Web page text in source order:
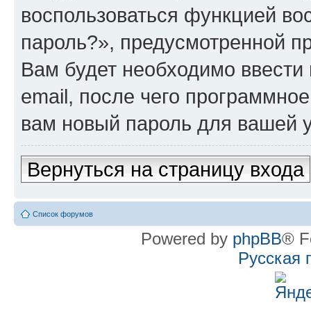
воспользоваться функцией
пароль?», предусмотренной
Вам будет необходимо
email, после чего
вам новый пароль для вашей
Вернуться на страницу входа
Список форумов
Powered by phpBB®
Русская